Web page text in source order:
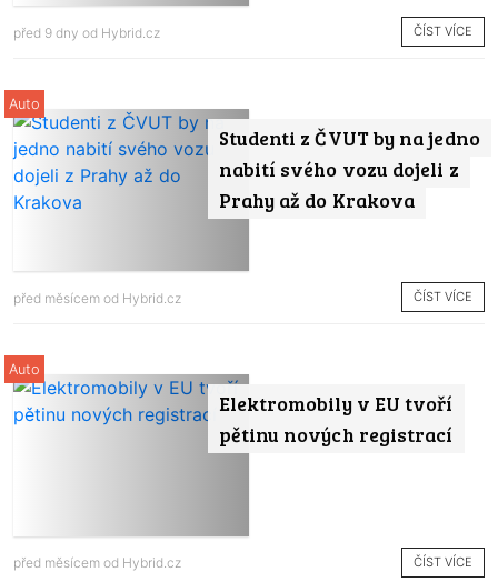
před 9 dny od Hybrid.cz ČÍST VÍCE
Studenti z ČVUT by na jedno
nabití svého vozu dojeli z
Prahy až do Krakova
Auto
před měsícem od Hybrid.cz ČÍST VÍCE
Elektromobily v EU tvoří
pětinu nových registrací
Auto
před měsícem od Hybrid.cz ČÍST VÍCE